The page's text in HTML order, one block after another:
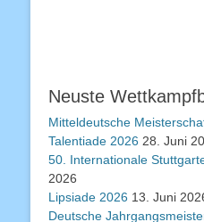
Neuste
Mitteldeutsche
Talentiade 2026 28. Juni
50. Internationale
2026
Lipsiade 2026 13. Juni
Deutsche